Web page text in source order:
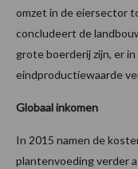
omzet in de eiersector
concludeert de
grote boerderij zijn, er
eindproductiewaarde
Globaal inkomen
In 2015 namen de
plantenvoeding verder